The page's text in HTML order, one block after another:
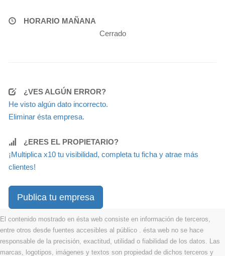
HORARIO MAÑANA
Cerrado
¿VES ALGÚN ERROR?
He visto algún dato incorrecto.
Eliminar ésta empresa.
¿ERES EL PROPIETARIO?
¡Multiplica x10 tu visibilidad, completa tu ficha y atrae más
clientes!
Publica tu empresa
El contenido mostrado en ésta web consiste en información de terceros,
entre otros desde fuentes accesibles al público . ésta web no se hace
responsable de la precisión, exactitud, utilidad o fiabilidad de los datos. Las
marcas, logotipos, imágenes y textos son propiedad de dichos terceros y